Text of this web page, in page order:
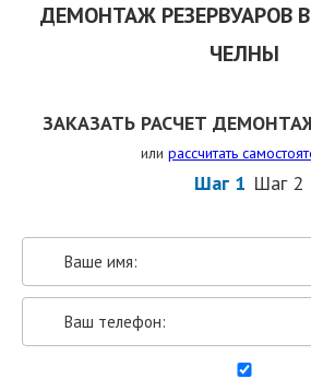
ДЕМОНТАЖ РЕЗЕРВУАРОВ
ЧЕЛНЫ
ЗАКАЗАТЬ РАСЧЕТ
или рассчитать
Шаг 1 Шаг 2